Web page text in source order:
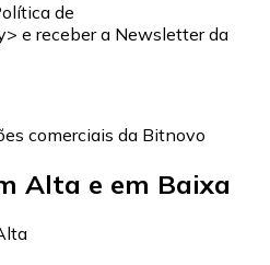
de
e receber a Newsletter da
comerciais da Bitnovo
Alta e em Baixa